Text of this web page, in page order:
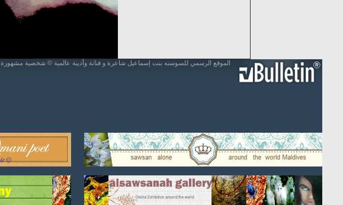
الموقع الرسمي للسوسنه بنت إسماعيل شاعرة و فنانة وأديبة عالمية © شخصية مشهورة